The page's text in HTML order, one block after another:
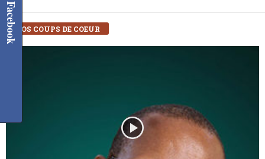
NOS COUPS DE COEUR
Facebook